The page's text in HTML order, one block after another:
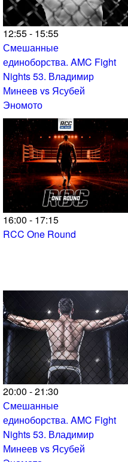
12:55 - 15:55
Смешанные
единоборства. AMC Fight
Nights 53. Владимир
Минеев vs Ясубей
Эномото
16:00 - 17:15
RCC One Round
20:00 - 21:30
Смешанные
единоборства. AMC Fight
Nights 53. Владимир
Минеев vs Ясубей